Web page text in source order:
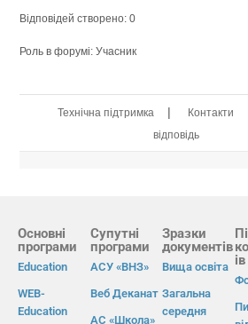
Відповідей створено: 0
Роль в форумі: Учасник
Технічна підтримка | Контакти
відповідь
Основні
програми
Education
WEB-
Education
Супутні
програми
АСУ «ВНЗ»
Веб Деканат
АС «Школа»
Зразки
документів
Вища освіта
Загальна
середня
ів